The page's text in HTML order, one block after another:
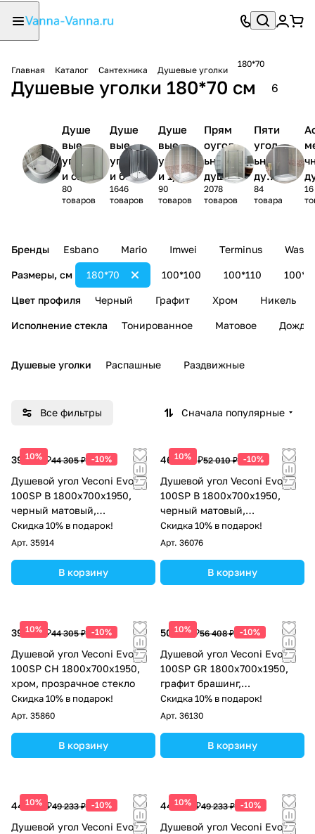
Главная Каталог Сантехника Душевые уголки
180*70
Душевые уголки 180*70 см 6
Душе
вые
уголк
и с
поддо
ном
80
товаров
Душе
вые
уголк
и без
поддо
на
1646
товаров
Душе
вые
уголк
и 1/4
круга
90
товаров
Прям
оугол
ьные
душев
ые
уголк
2078
товаров
Пяти
угол
ьные
душе
вые
угол
84
товара
16
Бренды Esbano Mario Imwei Terminus
Размеры, см 100*100 100*110
180*70
Цвет профиля Черный Графит Хром Никель
Исполнение стекла Тонированное Матовое Дождь
Душевые уголки Распашные Раздвижные
Все фильтры Сначала популярные
10%
39 875 ₽44 305 ₽ -10%
Душевой угол Veconi Evo
100SP B 1800х700x1950,
черный матовый,
прозрачное стекло
Скидка 10% в подарок!
Арт. 35914
В корзину
10%
46 809 ₽52 010 ₽ -10%
Душевой угол Veconi Evo
100SP B 1800х700x1950,
черный матовый,
тонированное стекло
Скидка 10% в подарок!
Арт. 36076
В корзину
10%
39 875 ₽44 305 ₽ -10%
Душевой угол Veconi Evo
100SP CH 1800х700x1950,
хром, прозрачное стекло
Скидка 10% в подарок!
Арт. 35860
В корзину
10%
50 767 ₽56 408 ₽ -10%
Душевой угол Veconi Evo
100SP GR 1800х700x1950,
графит брашинг,
тонированное стекло
Скидка 10% в подарок!
Арт. 36130
В корзину
10%
44 310 ₽49 233 ₽ -10%
Душевой угол Veconi Evo
10%
44 310 ₽49 233 ₽ -10%
Душевой угол Veconi Evo